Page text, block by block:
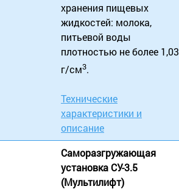
хранения пищевых
жидкостей: молока,
питьевой воды
плотностью не более 1,03
г/см3.
Технические
характеристики и
описание
Саморазгружающая
установка СУ-3.5
(Мультилифт)